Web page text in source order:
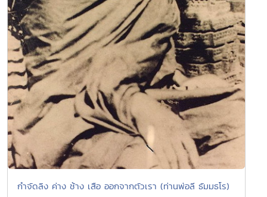
กำจัดลิง ค่าง ช้าง เสือ ออกจากตัวเรา (ท่านพ่อลี ธัมมธโร)